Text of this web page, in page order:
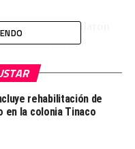
se instalaron
contrató a una
los actos
exterior del plantel,
dos, que colinda
realice la
rehabilitación de
en la colonia Tinaco